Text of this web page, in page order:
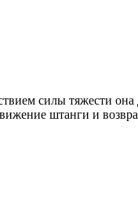
силы тяжести
штанги и